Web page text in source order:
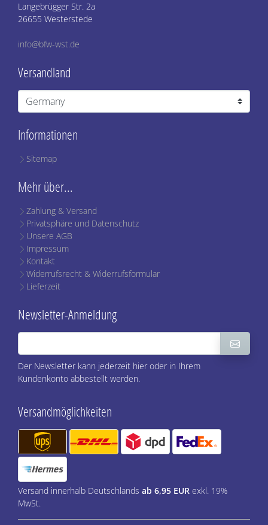
Informationen
Sitemap
Mehr über...
Zahlung & Versand
Privatsphäre und Datenschutz
Unsere AGB
Impressum
Kontakt
Widerrufsrecht & Widerrufsformular
Lieferzeit
Langebrügger Str. 2a
26655 Westerstede
info@bfw-wst.de
Versandland
Newsletter-Anmeldung
Der Newsletter kann jederzeit hier oder in Ihrem
Kundenkonto abbestellt werden.
Versandmöglichkeiten
Versand innerhalb Deutschlands ab 6,95 EUR exkl. 19%
MwSt.